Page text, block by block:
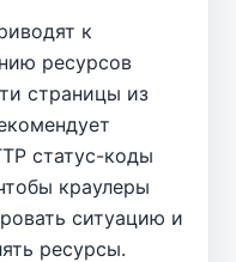
к
ресурсов
страницы из
статус-коды
краулеры
ситуацию и
ресурсы.